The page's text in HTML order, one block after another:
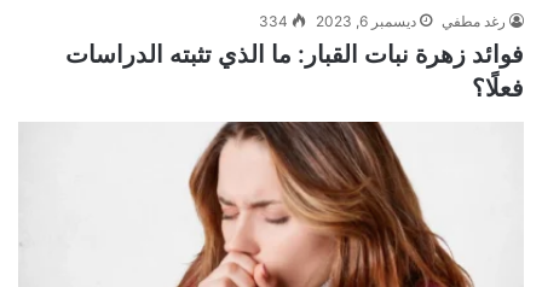
رغد مطفي ديسمبر 6, 2023 334
فوائد زهرة نبات القبار: ما الذي تثبته الدراسات
فعلًا؟